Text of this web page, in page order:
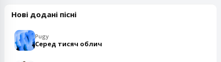
Нові додані пісні
Pugy
Серед тисяч облич